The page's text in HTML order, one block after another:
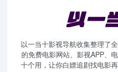
以一当十影视导航收集整理了
的免费电影网站、影视APP、
十个用，让你白嫖追剧找电影